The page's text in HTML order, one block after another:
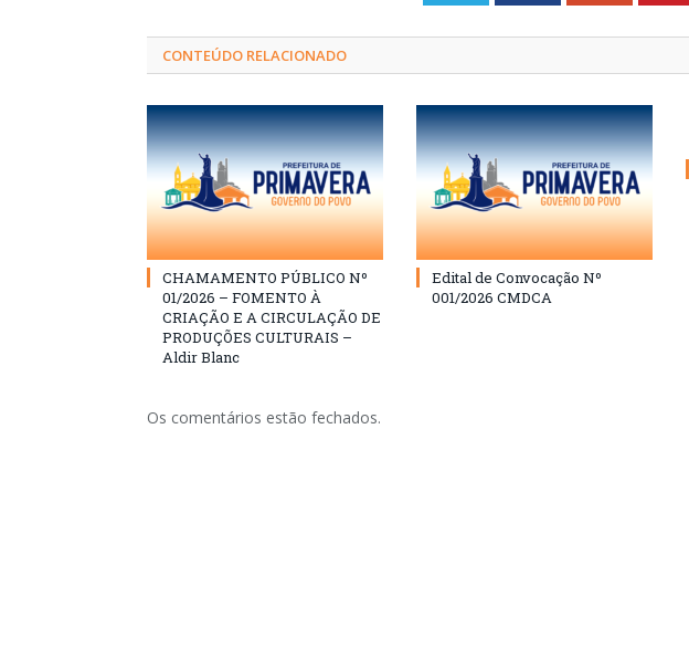
CONTEÚDO RELACIONADO
CHAMAMENTO PÚBLICO Nº
01/2026 – FOMENTO À
CRIAÇÃO E A CIRCULAÇÃO DE
PRODUÇÕES CULTURAIS –
Aldir Blanc
Edital de Convocação Nº
001/2026 CMDCA
Os comentários estão fechados.